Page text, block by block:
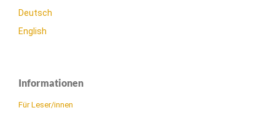
Deutsch
English
Informationen
Für Leser/innen